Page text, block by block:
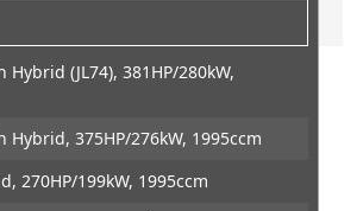
Hybrid (JL74), 381HP/280kW,
Hybrid, 375HP/276kW, 1995ccm
270HP/199kW, 1995ccm
Inicio
Info